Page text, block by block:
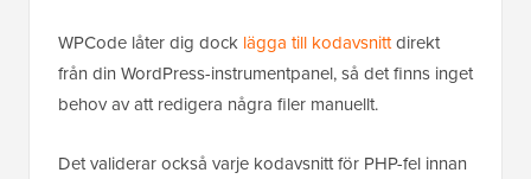
WPCode låter dig dock lägga till kodavsnittdirekt
från din WordPress-instrumentpanel, så det finns inget
behov av att redigera några filer manuellt.
Det validerar också varje kodavsnitt för PHP-fel innan